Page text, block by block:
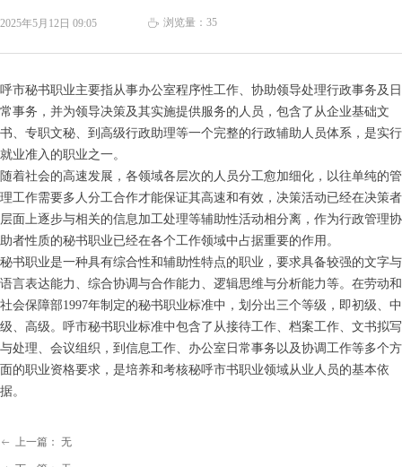
呼市秘书职业主要指从事办公室程序性工作、协助领导处理行政事务及日
常事务，并为领导决策及其实施提供服务的人员，包含了从企业基础文
书、专职文秘、到高级行政助理等一个完整的行政辅助人员体系，是实行
就业准入的职业之一。
随着社会的高速发展，各领域各层次的人员分工愈加细化，以往单纯的管
理工作需要多人分工合作才能保证其高速和有效，决策活动已经在决策者
层面上逐步与相关的信息加工处理等辅助性活动相分离，作为行政管理协
助者性质的秘书职业已经在各个工作领域中占据重要的作用。
秘书职业是一种具有综合性和辅助性特点的职业，要求具备较强的文字与
语言表达能力、综合协调与合作能力、逻辑思维与分析能力等。在劳动和
社会保障部1997年制定的秘书职业标准中，划分出三个等级，即初级、中
级、高级。呼市秘书职业标准中包含了从接待工作、档案工作、文书拟写
与处理、会议组织，到信息工作、办公室日常事务以及协调工作等多个方
面的职业资格要求，是培养和考核秘呼市书职业领域从业人员的基本依
据。
2025年5月12日 09:05 ꄘ 浏览量： 35
ꂃ 上一篇： 无